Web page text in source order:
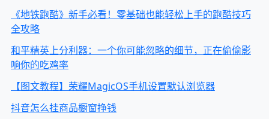
《地铁跑酷》新手必看！零基础也能轻松上手的跑酷技巧
全攻略
和平精英上分利器：一个你可能忽略的细节，正在偷偷影
响你的吃鸡率
【图文教程】荣耀MagicOS手机设置默认浏览器
抖音怎么挂商品橱窗挣钱